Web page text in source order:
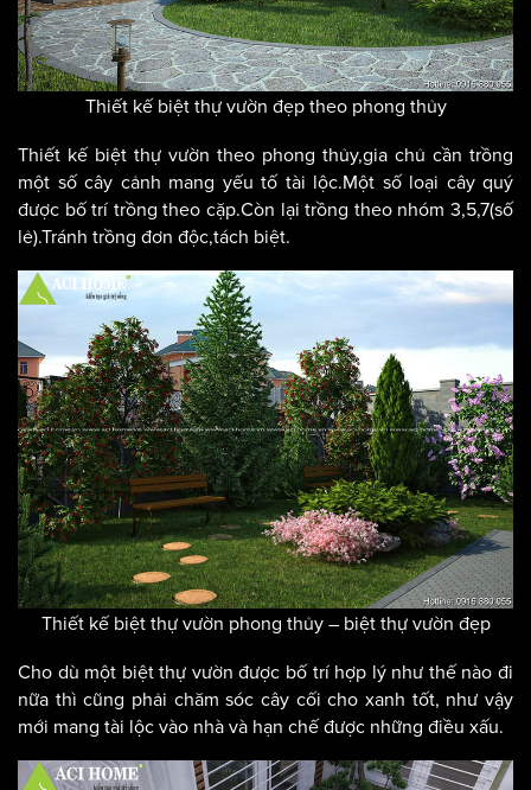
Thiết kế biệt thự vườn đẹp theo phong thủy
Thiết kế biệt thự vườn theo phong thủy,gia chủ cần trồng
một số cây cảnh mang yếu tố tài lộc.Một số loại cây quý
được bố trí trồng theo cặp.Còn lại trồng theo nhóm 3,5,7(số
lẻ).Tránh trồng đơn độc,tách biệt.
Thiết kế biệt thự vườn phong thủy – biệt thự vườn đẹp
Cho dù một biệt thự vườn được bố trí hợp lý như thế nào đi
nữa thì cũng phải chăm sóc cây cối cho xanh tốt, như vậy
mới mang tài lộc vào nhà và hạn chế được những điều xấu.